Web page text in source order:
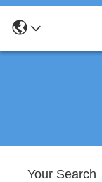
Your Search